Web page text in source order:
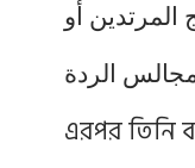
أو
এরপর তিনি